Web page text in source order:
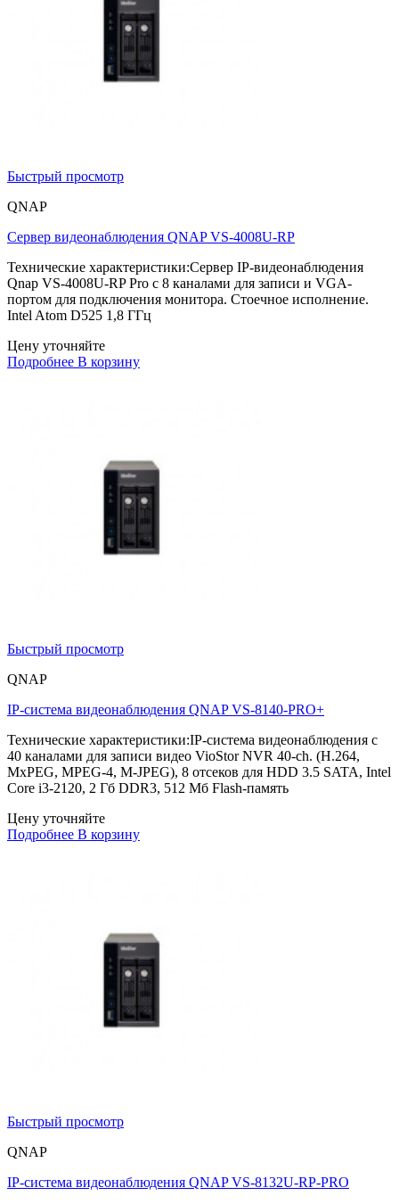
Быстрый просмотр
QNAP
Сервер видеонаблюдения QNAP VS-4008U-RP
Технические характеристики:Сервер IP-видеонаблюдения
Qnap VS-4008U-RP Pro с 8 каналами для записи и VGA-
портом для подключения монитора. Стоечное исполнение.
Intel Atom D525 1,8 ГГц
Цену уточняйте
Подробнее В корзину
Быстрый просмотр
QNAP
IP-система видеонаблюдения QNAP VS-8140-PRO+
Технические характеристики:IP-система видеонаблюдения с
40 каналами для записи видео VioStor NVR 40-ch. (H.264,
MxPEG, MPEG-4, M-JPEG), 8 отсеков для HDD 3.5 SATA, Intel
Core i3-2120, 2 Гб DDR3, 512 Мб Flash-память
Цену уточняйте
Подробнее В корзину
Быстрый просмотр
QNAP
IP-система видеонаблюдения QNAP VS-8132U-RP-PRO